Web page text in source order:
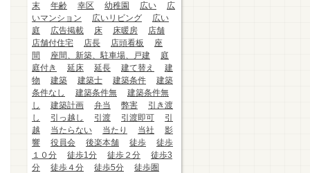
末
年齢 幸区 幼稚園 広い
広
いマンション
広いリビング
広い
庭
広告掲載 床 床暖房
店舗
店舗付住宅
店長 店頭看板
座
間
座間、新築、駐車場、戸建
庭
庭付き
延床 延長 建て替え
建
物
建築 建築士 建築条件
建築
条件なし
建築条件無
建築条件無
し
建築計画 弁当 弊害
引き渡
し
引っ越し 引渡 引渡即可
引
越
当たらない 当たり 当社
影
響
役員会 後楽本舗 徒歩
徒歩
１０分
徒歩1分 徒歩２分
徒歩3
分
徒歩４分 徒歩5分
徒歩圏